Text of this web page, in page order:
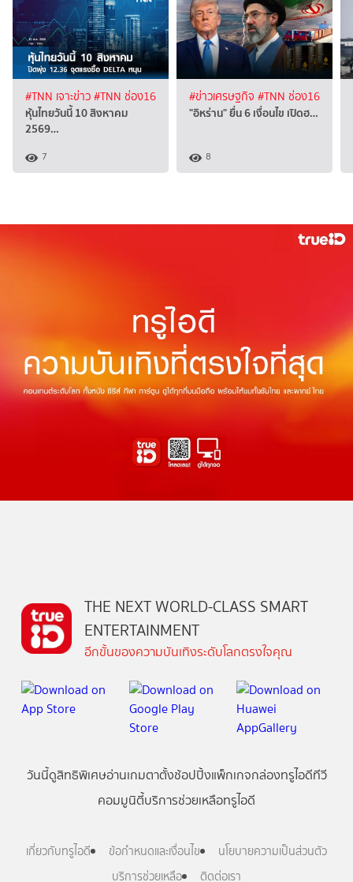
#TNN เจาะข่าว#TNN ช่อง16
หุ้นไทยวันนี้ 10 สิงหาคม
2569…
7
#ข่าวเศรษฐกิจ #TNN ช่อง16
"อิหร่าน" ยื่น 6 เงื่อนไข เปิดฮ…
8
THE NEXT WORLD-CLASS SMART
ENTERTAINMENT
อีกขั้นของความบันเทิงระดับโลกตรงใจคุณ
วันนี้ดูสิทธิพิเศษอ่านเกมตาตั้งช้อปปิ้งแพ็กเกจกล่องทรูไอดีทีวี
คอมมูนิตี้บริการช่วยเหลือทรูไอดี
เกี่ยวกับทรูไอดี ข้อกำหนดและเงื่อนไข
นโยบายความเป็นส่วนตัว
บริการช่วยเหลือ
ติดต่อเรา